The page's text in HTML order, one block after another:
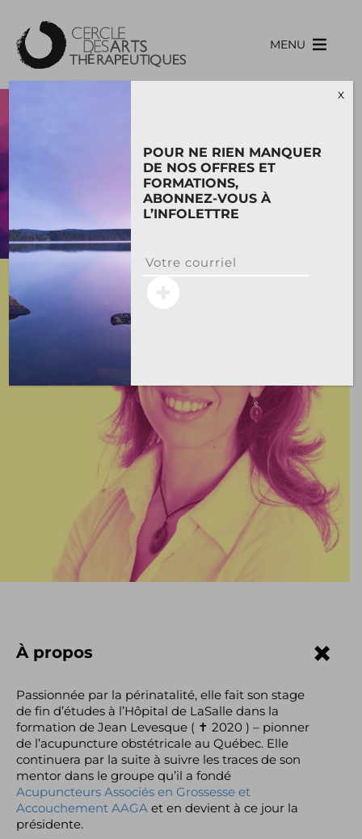
content
MENU
LESQUELIN
Acupunctrice
Professeure
À propos
Passionnée par la périnatalité, elle fait son stage
de fin d’études à l’Hôpital de LaSalle dans la
formation de Jean Levesque ( ✝ 2020 ) – pionner
de l’acupuncture obstétricale au Québec. Elle
continuera par la suite à suivre les traces de son
mentor dans le groupe qu’il a fondé
Acupuncteurs Associés en Grossesse et
Accouchement AAGA et en devient à ce jour la
présidente.
POUR NE RIEN MANQUER
DE NOS OFFRES ET
FORMATIONS,
ABONNEZ-VOUS À
L’INFOLETTRE
X